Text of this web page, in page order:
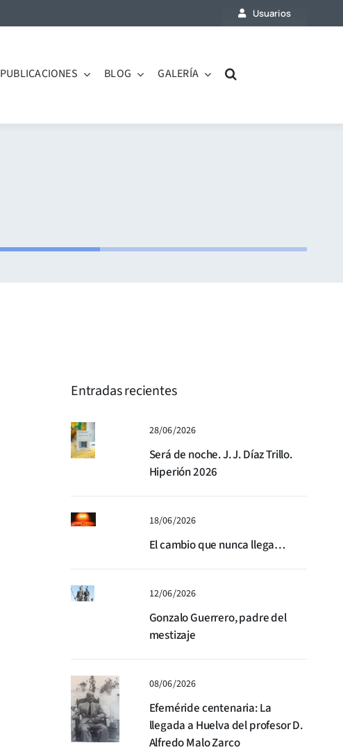
Usuarios
PUBLICACIONES BLOG GALERÍA
Entradas recientes
28/06/2026
Será de noche. J. J. Díaz Trillo.
Hiperión 2026
18/06/2026
El cambio que nunca llega…
12/06/2026
Gonzalo Guerrero, padre del
mestizaje
08/06/2026
Efeméride centenaria: La
llegada a Huelva del profesor D.
Alfredo Malo Zarco